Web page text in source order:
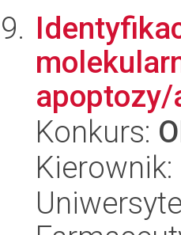
Konkurs:
Kierownik: